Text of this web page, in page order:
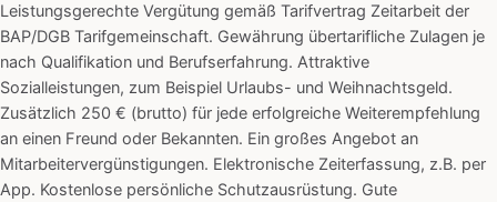
Leistungsgerechte Vergütung gemäß Tarifvertrag Zeitarbeit der
BAP/DGB Tarifgemeinschaft. Gewährung übertarifliche Zulagen je
nach Qualifikation und Berufserfahrung. Attraktive
Sozialleistungen, zum Beispiel Urlaubs- und Weihnachtsgeld.
Zusätzlich 250 € (brutto) für jede erfolgreiche Weiterempfehlung
an einen Freund oder Bekannten. Ein großes Angebot an
Mitarbeitervergünstigungen. Elektronische Zeiterfassung, z.B. per
App. Kostenlose persönliche Schutzausrüstung. Gute